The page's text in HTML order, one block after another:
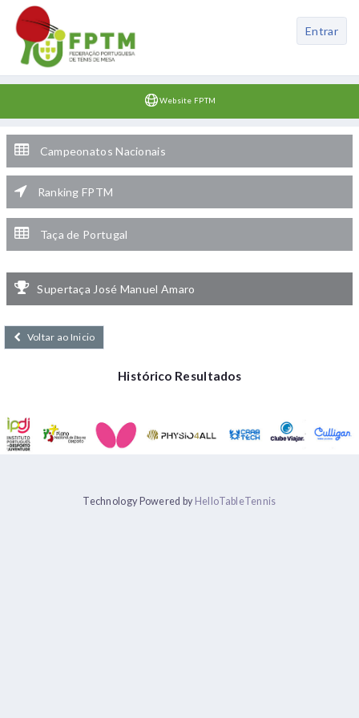
Website FPTM
Entrar
Campeonatos Nacionais
Ranking FPTM
Taça de Portugal
Supertaça José Manuel Amaro
Voltar ao Inicio
Histórico Resultados
Technology Powered by HelloTableTennis